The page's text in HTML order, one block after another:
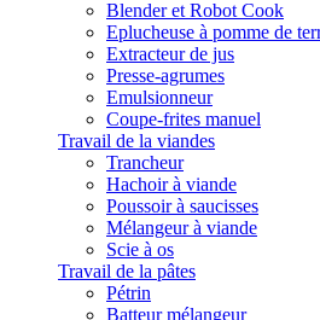
Blender et Robot Cook
Eplucheuse à pomme de
Extracteur de jus
Presse-agrumes
Emulsionneur
Coupe-frites manuel
Travail de la viandes
Trancheur
Hachoir à viande
Poussoir à saucisses
Mélangeur à viande
Scie à os
Travail de la pâtes
Pétrin
Batteur mélangeur